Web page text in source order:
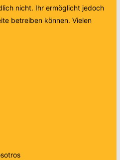
nicht. Ihr ermöglicht jedoch
betreiben können. Vielen